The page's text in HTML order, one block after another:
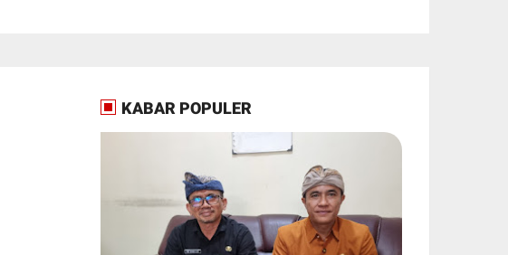
KABAR POPULER